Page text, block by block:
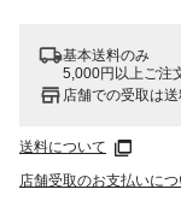
基本送料のみ
5,000円以上ご注
店舗での受取は
送料について
店舗受取のお支払いにつ